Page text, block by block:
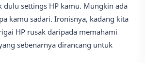
dulu settings HP kamu. Mungkin ada
kamu sadari. Ironisnya, kadang kita
HP rusak daripada memahami
sebenarnya dirancang untuk